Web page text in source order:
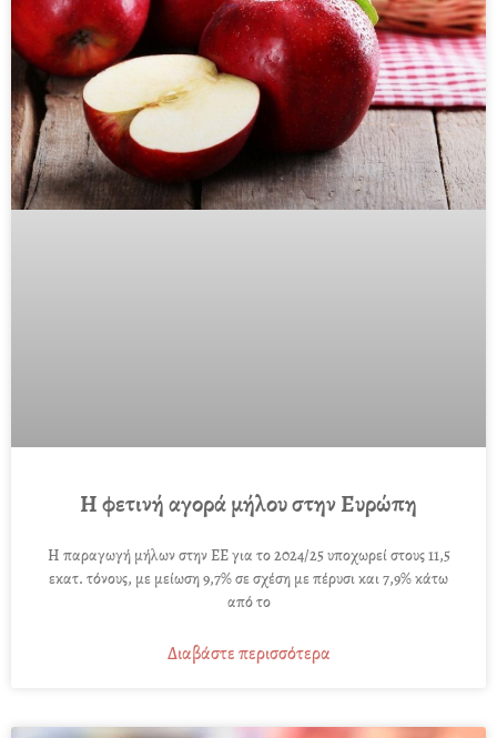
Η φετινή αγορά μήλου στην Ευρώπη
Η παραγωγή μήλων στην ΕΕ για το 2024/25 υποχωρεί στους 11,5
εκατ. τόνους, με μείωση 9,7% σε σχέση με πέρυσι και 7,9% κάτω
από το
Διαβάστε περισσότερα